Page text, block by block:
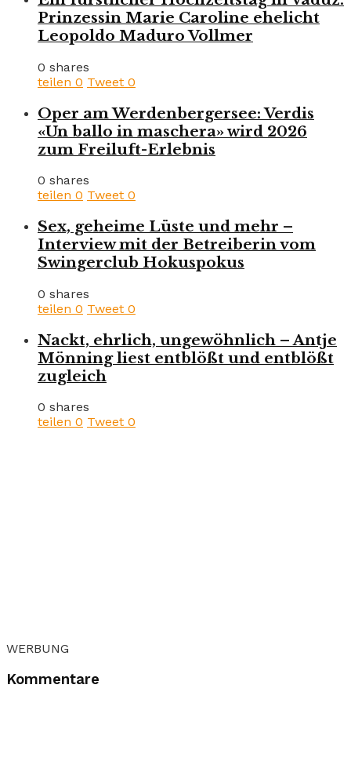
Prinzessin Marie Caroline ehelicht
Leopoldo Maduro Vollmer
0 shares
teilen 0 Tweet 0
Oper am Werdenbergersee: Verdis
«Un ballo in maschera» wird 2026
zum Freiluft-Erlebnis
0 shares
teilen 0 Tweet 0
Sex, geheime Lüste und mehr –
Interview mit der Betreiberin vom
Swingerclub Hokuspokus
0 shares
teilen 0 Tweet 0
Nackt, ehrlich, ungewöhnlich – Antje
Mönning liest entblößt und entblößt
zugleich
0 shares
teilen 0 Tweet 0
WERBUNG
Kommentare